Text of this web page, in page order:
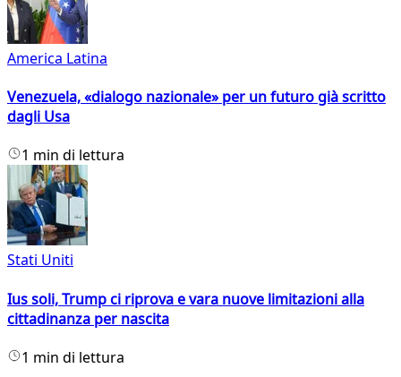
America Latina
Venezuela, «dialogo nazionale» per un futuro già scritto
dagli Usa
1 min di lettura
Stati Uniti
Ius soli, Trump ci riprova e vara nuove limitazioni alla
cittadinanza per nascita
1 min di lettura